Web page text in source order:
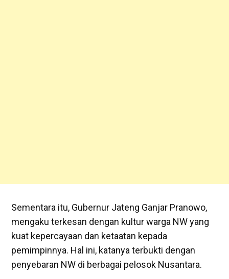
Sementara itu, Gubernur Jateng Ganjar Pranowo,
mengaku terkesan dengan kultur warga NW yang
kuat kepercayaan dan ketaatan kepada
pemimpinnya. Hal ini, katanya terbukti dengan
penyebaran NW di berbagai pelosok Nusantara.